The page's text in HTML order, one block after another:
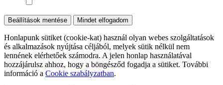
Beállítások mentése Mindet elfogadom
Honlapunk sütiket (cookie-kat) használ olyan webes szolgáltatások
és alkalmazások nyújtása céljából, melyek sütik nélkül nem
lennének elérhetőek számodra. A jelen honlap használatával
hozzájárulsz ahhoz, hogy a böngésződ fogadja a sütiket. További
információ a Cookie szabályzatban.